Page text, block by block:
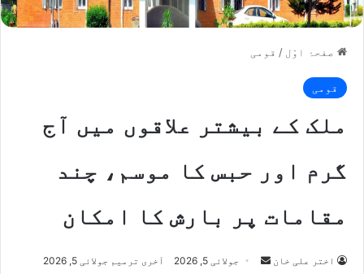
صفحۂ اوّل / قومی
قومی
ملک کے بیشتر علاقوں میں آج
گرم اور حبس کا موسم، چند
مقامات پر بارش کا امکان
اختر علی خان
Send جولائی 5, 2026 آخری ترمیم جولائی 5, 2026